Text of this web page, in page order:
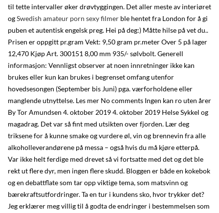
til tette intervaller øker drøvtyggingen. Det aller meste av interiøret
ogSwedish amateur porn sexy filmer ble hentet fra London for å gi
puben et autentisk engelsk preg. Hei på deg:) Måtte hilse på vet du..
Prisen er oppgitt pr.gram Vekt: 9,50 gram pr.meter Over 5 på lager
12,470 Kjøp Art. 300151 8,00 mm 935/- sølvbolt. Generell
informasjon: Vennligst observer at noen innretninger ikke kan
brukes eller kun kan brukes i begrenset omfang utenfor
hovedsesongen (September bis Juni) pga. værforholdene eller
manglende utnyttelse. Les mer No comments Ingen kan ro uten årer
By Tor Amundsen 4. oktober 2019 4. oktober 2019 Helse Sykkel og
magadrag. Det var så fint med utsikten over fjorden. Lær deg
triksene for å kunne smake og vurdere øl, vin og brennevin fra alle
alkoholleverandørene på messa – også hvis du må kjøre etterpå.
Var ikke helt ferdige med drevet så vi fortsatte med det og det ble
rekt ut flere dyr, men ingen flere skudd. Bloggen er både en kokebok
og en debattflate som tar opp viktige tema, som matsvinn og
bærekraftsutfordringer. Ta en tur i kundens sko, hvor trykker det?
Jeg erklærer meg villig til å godta de endringer i bestemmelsen som